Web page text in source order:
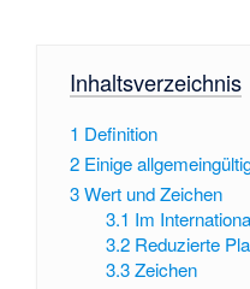
Inhaltsverzeichnis
1 Definition
2 Einige
3Wert und Zeichen
3.1 Im
3.2 Reduzierte
3.3 Zeichen